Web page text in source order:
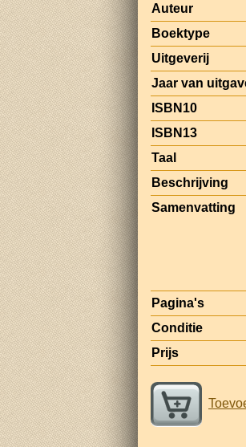
Auteur
Boektype
Uitgeverij
Jaar van
ISBN10
ISBN13
Taal
Beschrijving
Samenvatting
Pagina's
Conditie
Prijs